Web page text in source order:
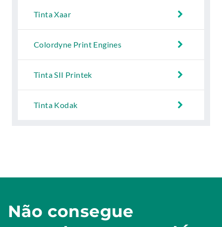
Tinta Xaar
Colordyne Print Engines
Tinta SII Printek
Tinta Kodak
Não consegue